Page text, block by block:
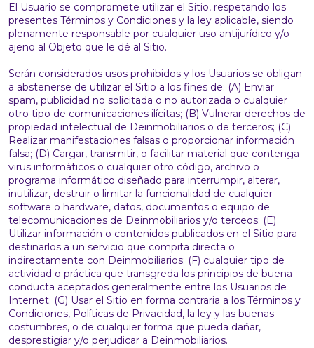
El Usuario se compromete utilizar el Sitio, respetando los
presentes Términos y Condiciones y la ley aplicable, siendo
plenamente responsable por cualquier uso antijurídico y/o
ajeno al Objeto que le dé al Sitio.
Serán considerados usos prohibidos y los Usuarios se obligan
a abstenerse de utilizar el Sitio a los fines de: (A) Enviar
spam, publicidad no solicitada o no autorizada o cualquier
otro tipo de comunicaciones ilícitas; (B) Vulnerar derechos de
propiedad intelectual de Deinmobiliarios o de terceros; (C)
Realizar manifestaciones falsas o proporcionar información
falsa; (D) Cargar, transmitir, o facilitar material que contenga
virus informáticos o cualquier otro código, archivo o
programa informático diseñado para interrumpir, alterar,
inutilizar, destruir o limitar la funcionalidad de cualquier
software o hardware, datos, documentos o equipo de
telecomunicaciones de Deinmobiliarios y/o terceos; (E)
Utilizar información o contenidos publicados en el Sitio para
destinarlos a un servicio que compita directa o
indirectamente con Deinmobiliarios; (F) cualquier tipo de
actividad o práctica que transgreda los principios de buena
conducta aceptados generalmente entre los Usuarios de
Internet; (G) Usar el Sitio en forma contraria a los Términos y
Condiciones, Políticas de Privacidad, la ley y las buenas
costumbres, o de cualquier forma que pueda dañar,
desprestigiar y/o perjudicar a Deinmobiliarios.